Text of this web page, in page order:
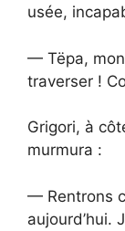
usée,
— Tëpa, mon
traverser !
Grigori, à
murmura :
— Rentrons
aujourd’hui.